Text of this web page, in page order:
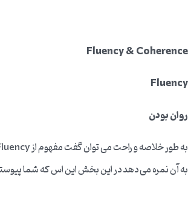
Fluency & Coherence
Fluency
روان بودن
به آن نمره می دهد در این بخش این اس که شما